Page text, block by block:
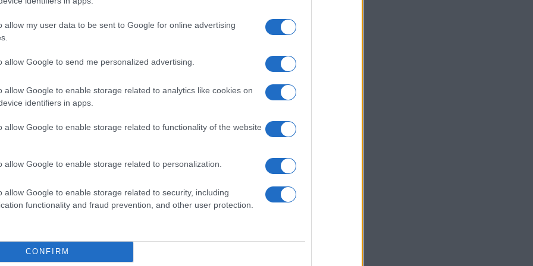
allow my user data to be sent to Google for online advertising
allow Google to send me personalized advertising.
allow Google to enable storage related to analytics like cookies on
identifiers in apps.
allow Google to enable storage related to functionality of the website
allow Google to enable storage related to personalization.
allow Google to enable storage related to security, including
functionality and fraud prevention, and other user protection.
CONFIRM
Nelly GSM
Euro Gsm
készülék kimarad a
9 frissítésből – itt a
érintett modellekről
és továbbfejlesztett
több korábbi
Galaxy
ekkor rántja le a leplet az
Apple az új csúcsmobilokról
A szeptemberi eseményen az iPhone 18 Pro
hajlítható iPhone Ultra is bemutatkozhat,
miközben az áremelésekről szóló
találgatások továbbra is beárnyékolják a
rejtett
hat